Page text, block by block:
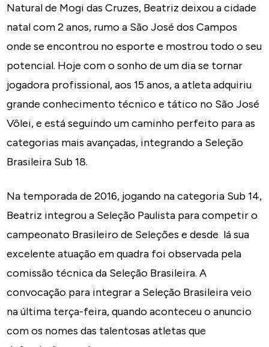
Natural de Mogi das Cruzes, Beatriz deixou a cidade
natal com 2 anos, rumo a São José dos Campos
onde se encontrou no esporte e mostrou todo o seu
potencial. Hoje com o sonho de um dia se tornar
jogadora profissional, aos 15 anos, a atleta adquiriu
grande conhecimento técnico e tático no São José
Vôlei, e está seguindo um caminho perfeito para as
categorias mais avançadas, integrando a Seleção
Brasileira Sub 18.
Na temporada de 2016, jogando na categoria Sub 14,
Beatriz integrou a Seleção Paulista para competir o
campeonato Brasileiro de Seleções e desde lá sua
excelente atuação em quadra foi observada pela
comissão técnica da Seleção Brasileira. A
convocação para integrar a Seleção Brasileira veio
na última terça-feira, quando aconteceu o anuncio
com os nomes das talentosas atletas que